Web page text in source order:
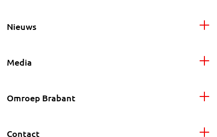
Nieuws
Media
Omroep Brabant
Contact